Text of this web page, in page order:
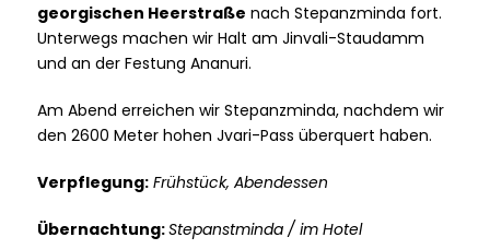
georgischen Heerstraße nach Stepanzminda fort.
Unterwegs machen wir Halt am Jinvali-Staudamm
und an der Festung Ananuri.
Am Abend erreichen wir Stepanzminda, nachdem wir
den 2600 Meter hohen Jvari-Pass überquert haben.
Verpflegung: Frühstück, Abendessen
Übernachtung:Stepanstminda / im Hotel